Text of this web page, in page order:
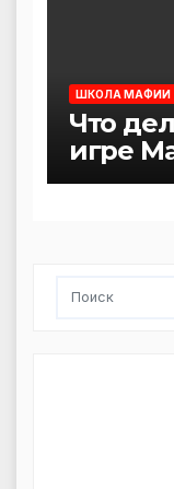
ШКОЛА МАФИИ
Что
игре